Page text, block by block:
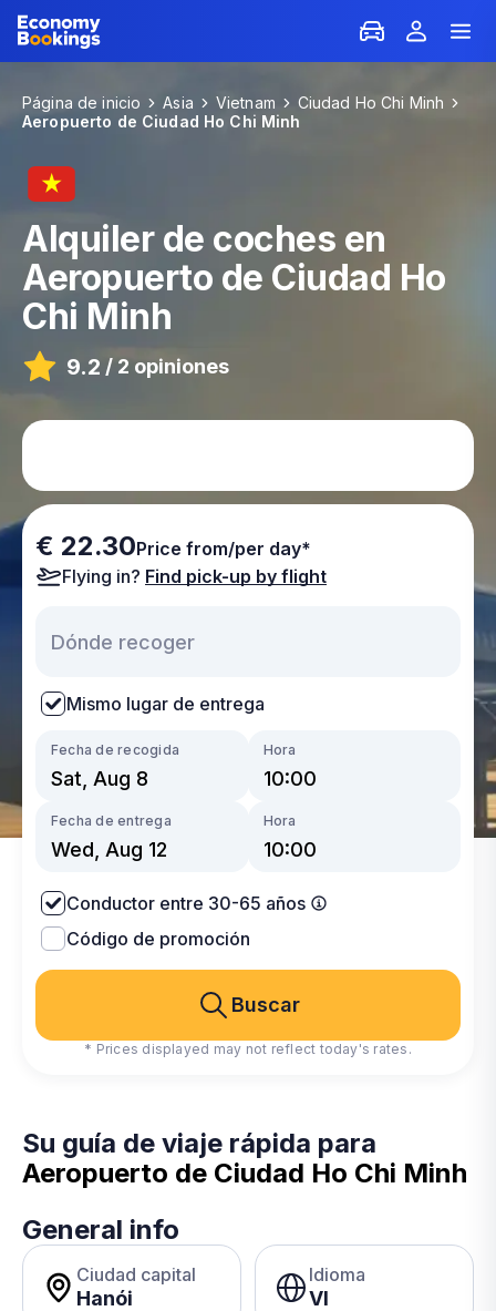
Página de inicio Asia Vietnam
Ciudad Ho Chi Minh
Aeropuerto de Ciudad Ho Chi Minh
Alquiler de coches en
Aeropuerto de Ciudad Ho
Chi Minh
9.2 / 2 opiniones
€ 22.30Price from/per day*
Flying in? Find pick-up by flight
Mismo lugar de entrega
Fecha de recogida Hora
Fecha de entrega Hora
Conductor entre 30-65 años
Código de promoción
Buscar
* Prices displayed may not reflect today's rates.
Su guía de viaje rápida para
Aeropuerto de Ciudad Ho Chi Minh
General info
Ciudad capital
Hanói
Idioma
VI